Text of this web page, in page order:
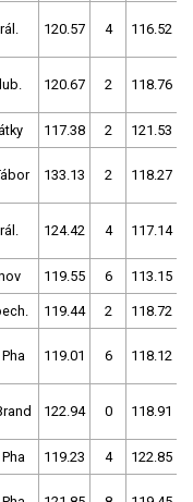
120.57 4 116.52
120.67 2 118.76
117.38 2 121.53
133.13 2 118.27
124.42 4 117.14
119.55 6 113.15
119.44 2 118.72
Pha 119.01 6 118.12
122.94 0 118.91
Pha 119.23 4 122.85